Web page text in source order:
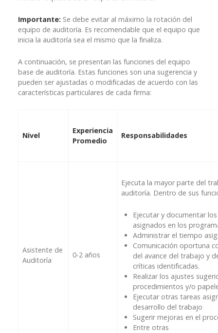
Importante: Se debe evitar al máximo la rotación del
equipo de auditoría. Es recomendable que el equipo que
inicia la auditoría sea el mismo que la finaliza.
A continuación, se presentan las funciones del equipo
base de auditoría. Estas funciones son una sugerencia y
pueden ser ajustadas o modificadas de acuerdo con las
características particulares de cada firma:
Nivel
Experiencia
Promedio
Responsabilidades
Asistente de
Auditoría
0-2 años
Ejecuta la mayor parte del
auditoría. Dentro de sus
Ejecutar y documentar
asignados en los
Administrar el tiempo
Comunicación oportuna
del avance del trabajo y
críticas identificadas.
Realizar los ajustes
procedimientos y/o
Ejecutar otras tareas
desarrollo del trabajo
Sugerir mejoras en el
Entre otras